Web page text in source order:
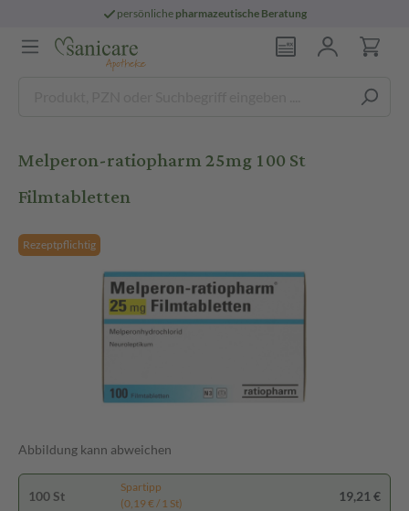
persönliche pharmazeutische Beratung
Melperon-ratiopharm 25mg 100 St
Filmtabletten
Rezeptpflichtig
Abbildung kann abweichen
100 St
Spartipp
(0,19 € / 1 St)
19,21 €